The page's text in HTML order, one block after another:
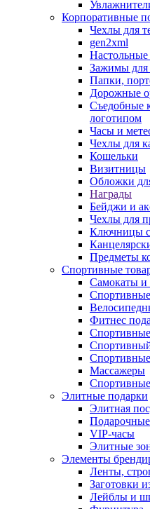
Корпоративные
Чехлы для
gen2xml
Настольные
Зажимы
Папки,
Дорожные
Съедобные
логотипом
Часы и
Чехлы для
Кошельки
Визитницы
Обложки
Награды
Бейджи и
Чехлы для
Ключницы
Предметы
Спортивные
Самокаты и
Фитнес
Массажеры
Элитные подарки
Элитная
VIP-часы
Элитные
Элементы
Ленты,
Заготовки
Лейблы и